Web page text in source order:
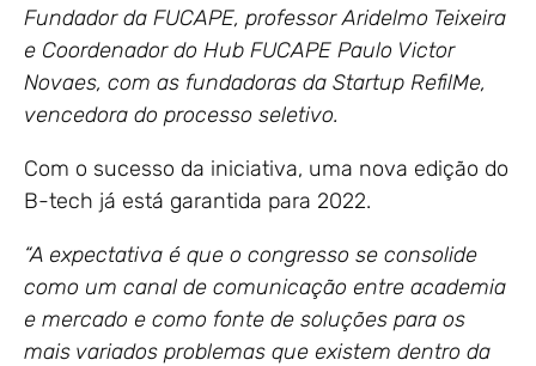
Fundador da FUCAPE, professor Aridelmo Teixeira
e Coordenador do Hub FUCAPE Paulo Victor
Novaes, com as fundadoras da Startup RefilMe,
vencedora do processo seletivo.
Com o sucesso da iniciativa, uma nova edição do
B-tech já está garantida para 2022.
“A expectativa é que o congresso se consolide
como um canal de comunicação entre academia
e mercado e como fonte de soluções para os
mais variados problemas que existem dentro da